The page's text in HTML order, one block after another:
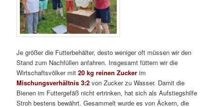
Je größer die Futterbehälter, desto weniger oft müssen wir den
Stand zum Nachfüllen anfahren. Insgesamt füttern wir die
Wirtschaftsvölker mit20 kg reinen Zucker im
Mischungsverhältnis 3:2 von Zucker zu Wasser. Damit die
Bienen im Futtergefäß nicht ertrinken, hat sich als Aufstiegshilfe
Stroh bestens bewährt. Gesammelt wurde es von Äckern, die